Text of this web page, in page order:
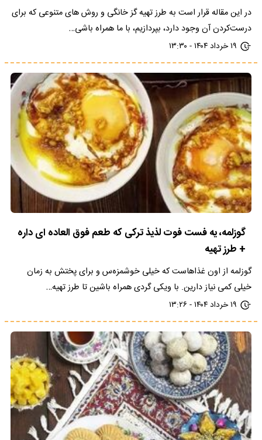
در این مقاله قرار است به طرز تهیه گز خانگی و روش‌ های متنوعی که برای
درست‌کردن آن وجود دارد، بپردازیم، با ما همراه باشی…
۱۹ خرداد ۱۴۰۴ - ۱۳:۳۰
گوزلمه، یه فست فوت لذیذ ترکی که طعم فوق العاده ای داره
+ طرز تهیه
گوزلمه از اون غذاهاست که خیلی خوشمزه‌س و برای پختش به زمان
خیلی کمی نیاز دارین. با ویکی گردی همراه باشین تا طرز تهیه…
۱۹ خرداد ۱۴۰۴ - ۱۳:۲۶